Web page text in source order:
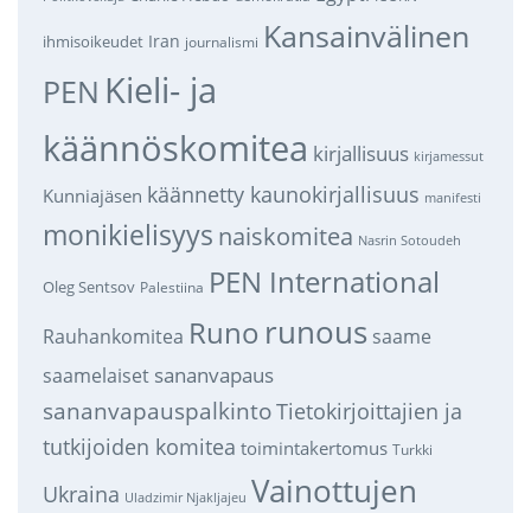
ihmisoikeudet Iran journalismi Kansainvälinen
PEN Kieli- ja
käännöskomitea kirjallisuus kirjamessut
Kunniajäsen käännetty kaunokirjallisuus manifesti
monikielisyys naiskomitea Nasrin Sotoudeh
Oleg Sentsov Palestiina PEN International
Rauhankomitea Runo runous saame
saamelaiset sananvapaus
sananvapauspalkintoTietokirjoittajien ja
tutkijoiden komitea toimintakertomus Turkki
Ukraina Uladzimir Njakljajeu Vainottujen